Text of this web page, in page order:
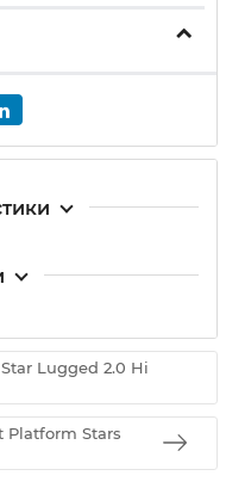
Lugged 2.0 Hi
Platform Stars